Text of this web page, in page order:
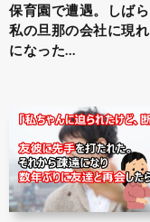
保育園で遭遇。しば
私の旦那の会社に現
になった…